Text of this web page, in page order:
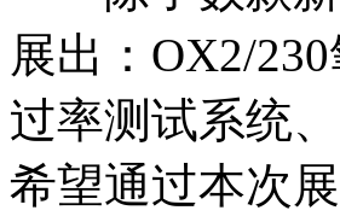
展出：OX2/
过率测试系统
希望通过本次